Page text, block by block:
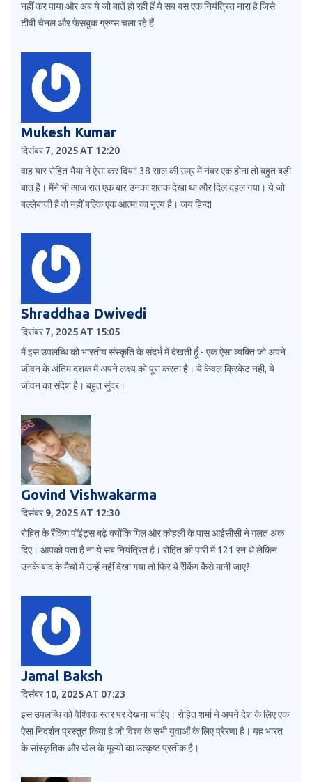
नहीं कर पाया और अब ये जो बातें हो रही हैं ये सब बस एक नियंत्रित नारा है जिसे
टीवी चैनल और फेसबुक ग्रुप्स चला रहे हैं
Mukesh Kumar
दिसंबर 7, 2025 AT 12:20
वाह यार रोहित भैया ने ऐसा कर दिया! 38 साल की उम्र में नंबर एक होना तो बहुत बड़ी
बात है। मैंने भी आज रात एक बार उनका शतक देखा था और दिल दहल गया। ये जो
बल्लेबाजी है वो नहीं बल्कि एक आत्मा का नृत्य है। जय हिन्द!
Shraddhaa Dwivedi
दिसंबर 7, 2025 AT 15:05
मैं इस उपलब्धि को भारतीय संस्कृति के संदर्भ में देखती हूँ - एक ऐसा व्यक्ति जो अपने
जीवन के अंतिम दशक में अपने लक्ष्य को पूरा करता है। ये केवल क्रिकेट नहीं, ये
जीवन का संदेश है। बहुत सुंदर।
Govind Vishwakarma
दिसंबर 9, 2025 AT 12:30
रोहित के रैंकिंग पॉइंट्स बढ़े क्योंकि गिल और कोहली के पास आईसीसी ने गलत अंक
दिए। आपको पता है ना ये सब नियंत्रित है। रोहित की पारी में 121 रन थे लेकिन
उनके बाद के मैचों में उन्हें नहीं देखा गया तो फिर ये रैंकिंग कैसे मानी जाए?
Jamal Baksh
दिसंबर 10, 2025 AT 07:23
इस उपलब्धि को वैश्विक स्तर पर देखना चाहिए। रोहित शर्मा ने अपने देश के लिए एक
ऐसा निदर्शन प्रस्तुत किया है जो विश्व के सभी युवाओं के लिए प्रेरणा है। यह भारत
के सांस्कृतिक और खेल के मूल्यों का उत्कृष्ट प्रतीक है।